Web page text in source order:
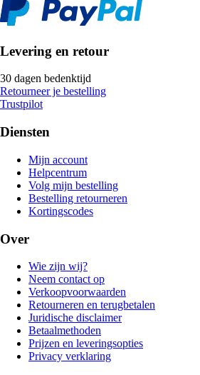
Levering en retour
30 dagen bedenktijd
Retourneer je bestelling
Trustpilot
Diensten
Mijn account
Helpcentrum
Volg mijn bestelling
Bestelling retourneren
Kortingscodes
Over
Wie zijn wij?
Neem contact op
Verkoopvoorwaarden
Retourneren en terugbetalen
Juridische disclaimer
Betaalmethoden
Prijzen en leveringsopties
Privacy verklaring